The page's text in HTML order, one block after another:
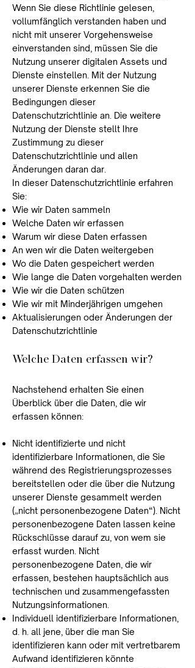
Wenn Sie diese Richtlinie gelesen,
vollumfänglich verstanden haben und
nicht mit unserer Vorgehensweise
einverstanden sind, müssen Sie die
Nutzung unserer digitalen Assets und
Dienste einstellen. Mit der Nutzung
unserer Dienste erkennen Sie die
Bedingungen dieser
Datenschutzrichtlinie an. Die weitere
Nutzung der Dienste stellt Ihre
Zustimmung zu dieser
Datenschutzrichtlinie und allen
Änderungen daran dar.
In dieser Datenschutzrichtlinie erfahren
Sie:
Wie wir Daten sammeln
Welche Daten wir erfassen
Warum wir diese Daten erfassen
An wen wir die Daten weitergeben
Wo die Daten gespeichert werden
Wie lange die Daten vorgehalten werden
Wie wir die Daten schützen
Wie wir mit Minderjährigen umgehen
Aktualisierungen oder Änderungen der
Datenschutzrichtlinie
Welche Daten erfassen wir?
Nachstehend erhalten Sie einen
Überblick über die Daten, die wir
erfassen können:
Nicht identifizierte und nicht
identifizierbare Informationen, die Sie
während des Registrierungsprozesses
bereitstellen oder die über die Nutzung
unserer Dienste gesammelt werden
(„nicht personenbezogene Daten“). Nicht
personenbezogene Daten lassen keine
Rückschlüsse darauf zu, von wem sie
erfasst wurden. Nicht
personenbezogene Daten, die wir
erfassen, bestehen hauptsächlich aus
technischen und zusammengefassten
Nutzungsinformationen.
Individuell identifizierbare Informationen,
d. h. all jene, über die man Sie
identifizieren kann oder mit vertretbarem
Aufwand identifizieren könnte